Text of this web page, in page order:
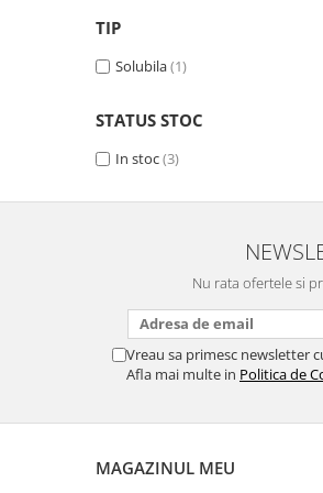
TIP
Solubila(1)
STATUS STOC
In stoc(3)
Nu rata ofertele si
Vreau sa primesc newsletter
Afla mai multe in Politica de
MAGAZINUL MEU